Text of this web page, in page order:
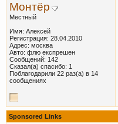
Монтёр
Местный
Имя: Алексей
Регистрация: 28.04.2010
Адрес: москва
Авто: флю експрешен
Сообщений: 142
Сказал(а) спасибо: 1
Поблагодарили 22 раз(а) в 14
сообщениях
Sponsored Links